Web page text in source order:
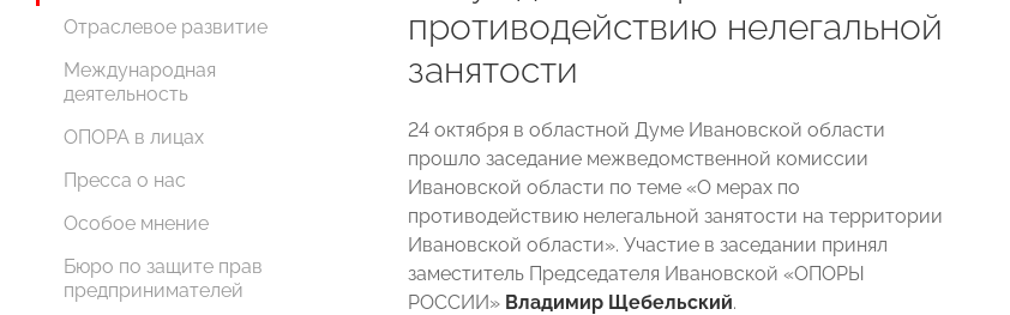
Отраслевое развитие
Международная
деятельность
ОПОРА в лицах
Пресса о нас
Особое мнение
Бюро по защите прав
предпринимателей
противодействию нелегальной
занятости
24 октября в областной Думе Ивановской области
прошло заседание межведомственной комиссии
Ивановской области по теме «О мерах по
противодействию нелегальной занятости на территории
Ивановской области». Участие в заседании принял
заместитель Председателя Ивановской «ОПОРЫ
РОССИИ» Владимир Щебельский.